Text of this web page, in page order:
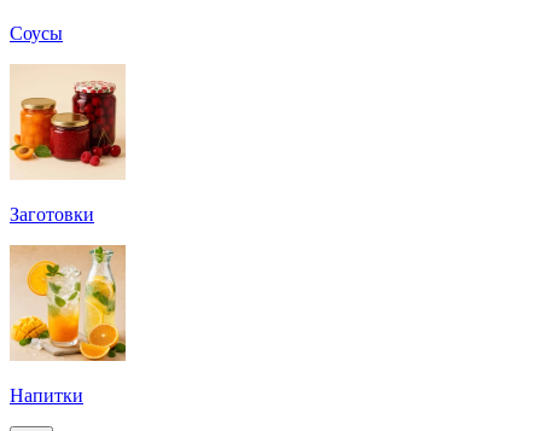
Соусы
Заготовки
Напитки